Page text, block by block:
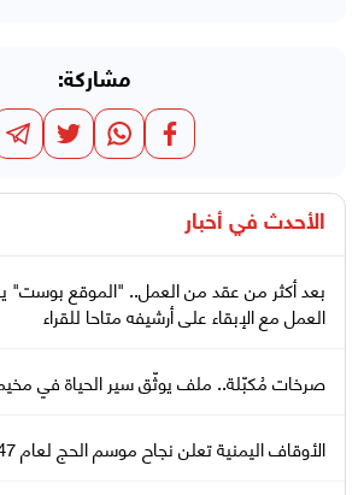
مشاركة:
الأحدث في أخبار
بعد أكثر من عقد من العمل.. "الموقع بوست"
العمل مع الإبقاء على أرشيفه متاحا للقراء
صرخات مُكبّلة.. ملف يوثّق سير الحياة في
الأوقاف اليمنية تعلن نجاح موسم الحج لعام 1447هـ